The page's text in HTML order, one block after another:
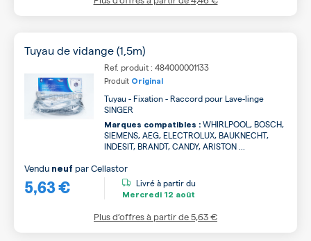
Tuyau de vidange (1,5m)
Ref. produit : 484000001133
Produit Original
Tuyau - Fixation - Raccord pour Lave-linge
SINGER
Marques compatibles : WHIRLPOOL, BOSCH,
SIEMENS, AEG, ELECTROLUX, BAUKNECHT,
INDESIT, BRANDT, CANDY, ARISTON ...
5,63 €
Vendu neuf parCellastor
Livré à partir du
Mercredi 12 août
Plus d’offres à partir de5,63 €